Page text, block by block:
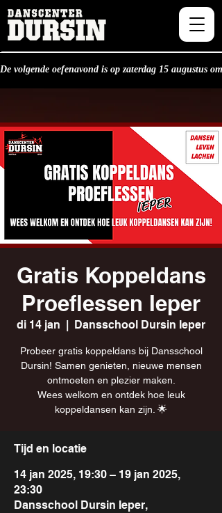
De volgende oefenavond is op zaterdag 15 augustus om
Gratis Koppeldans
Proeflessen Ieper
di 14 jan
  |
Dansschool Dursin Ieper
Probeer gratis koppeldans bij Dansschool
Dursin! Samen genieten, nieuwe mensen
ontmoeten en plezier maken.
Wees welkom en ontdek hoe leuk
koppeldansen kan zijn. 🌟
Tijd en locatie
14 jan 2025, 19:30 – 19 jan 2025,
23:30
Dansschool Dursin Ieper,